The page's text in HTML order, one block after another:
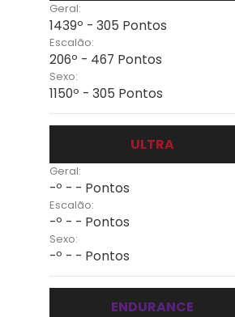
Geral:
1439º - 305 Pontos
Escalão:
206º - 467 Pontos
Sexo:
1150º - 305 Pontos
ULTRA
Geral:
-º - - Pontos
Escalão:
-º - - Pontos
Sexo:
-º - - Pontos
ENDURANCE